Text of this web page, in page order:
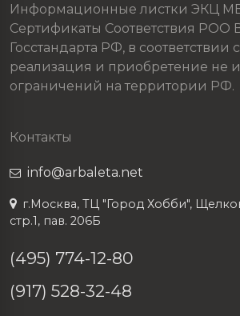
Информационные листки ЭКЦ
Сертификаты Соответствия РОО
Госстандарта РФ, в соответствии
реализация и приобретение не
ограничений на территории РФ.
Контакты
info@arbaleta.net
г.Москва, ТЦ "Город Хобби",
стр.1, пав. 206Б
(495) 774-12-80
(917) 528-32-48